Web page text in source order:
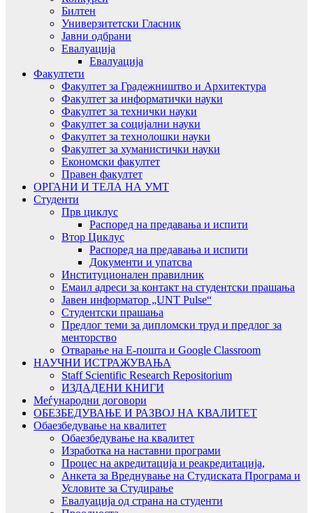
Билтен
Универзитетски Гласник
Јавни одбрани
Евалуација
Евалуација
Факултети
Факултет за Градежништво и Архитектура
Факултет за информатички науки
Факултет за технички науки
Факултет за социјални науки
Факултет за технолошки науки
Факултет за хуманистички науки
Економски факултет
Правен факултет
ОРГАНИ И ТЕЛА НА УМТ
Студенти
Прв циклус
Распоред на предавањa и испити
Втор Циклус
Распоред на предавањa и испити
Документи и упатсва
Институционален правилник
Емаил адреси за контакт на студентски прашања
Јавен информатор „UNT Pulse“
Студентски прашања
Предлог теми за дипломски труд и предлог за
менторство
Отварање на Е-пошта и Google Classroom
НАУЧНИ ИСТРАЖУВАЊА
Staff Scientific Research Repositorium
ИЗДАДЕНИ КНИГИ
Меѓународни договори
ОБЕЗБЕДУВАЊЕ И РАЗВОЈ НА КВАЛИТЕТ
Обаезбедување на квалитет
Обаезбедување на квалитет
Изработка на наставни програми
Процес на акредитација и реакредитација,
Анкета за Вреднување на Студиската Програма и
Условите за Студирање
Евалуација од страна на студенти